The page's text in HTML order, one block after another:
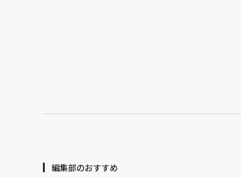
編集部のおすすめ